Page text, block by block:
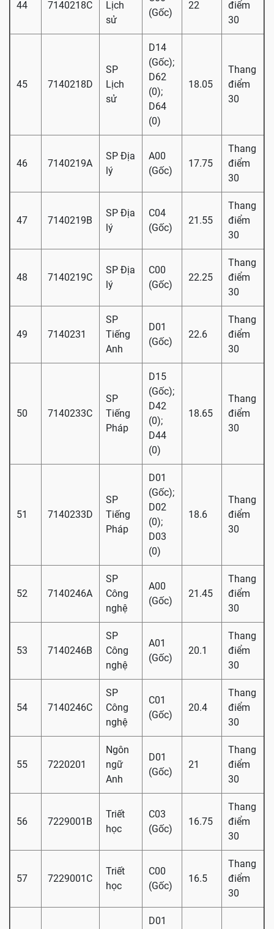
44 7140218C
Lịch
sử
(Gốc)
22
điểm
30
45 7140218D
SP
Lịch
sử
D14
(Gốc);
D62
(0);
D64
(0)
18.05
Thang
điểm
30
46 7140219A
SP Địa
lý
A00
(Gốc)
17.75
Thang
điểm
30
47 7140219B
SP Địa
lý
C04
(Gốc)
21.55
Thang
điểm
30
48 7140219C
SP Địa
lý
C00
(Gốc)
22.25
Thang
điểm
30
49 7140231
SP
Tiếng
Anh
D01
(Gốc)
22.6
Thang
điểm
30
50 7140233C
SP
Tiếng
Pháp
D15
(Gốc);
D42
(0);
D44
(0)
18.65
Thang
điểm
30
51 7140233D
SP
Tiếng
Pháp
D01
(Gốc);
D02
(0);
D03
(0)
18.6
Thang
điểm
30
52 7140246A
SP
Công
nghệ
A00
(Gốc)
21.45
Thang
điểm
30
53 7140246B
SP
Công
nghệ
A01
(Gốc)
20.1
Thang
điểm
30
54 7140246C
SP
Công
nghệ
C01
(Gốc)
20.4
Thang
điểm
30
55 7220201
Ngôn
ngữ
Anh
D01
(Gốc)
21
Thang
điểm
30
56 7229001B
Triết
học
C03
(Gốc)
16.75
Thang
điểm
30
57 7229001C
Triết
học
C00
(Gốc)
16.5
Thang
điểm
30
D01